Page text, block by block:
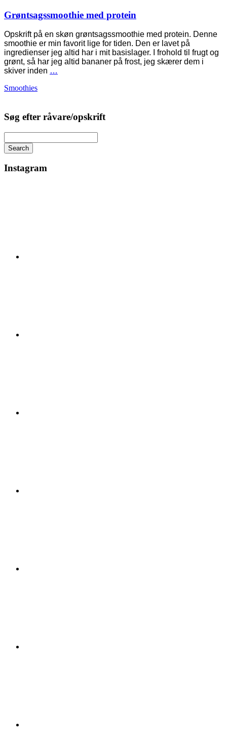
Grøntsagssmoothie med protein
Opskrift på en skøn grøntsagssmoothie med protein. Denne
smoothie er min favorit lige for tiden. Den er lavet på
ingredienser jeg altid har i mit basislager. I frohold til frugt og
grønt, så har jeg altid bananer på frost, jeg skærer dem i
skiver inden …
Smoothies
Søg efter råvare/opskrift
Search
Instagram